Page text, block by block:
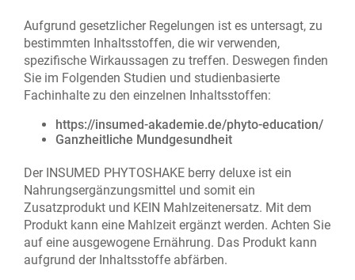
Aufgrund gesetzlicher Regelungen ist es untersagt, zu
bestimmten Inhaltsstoffen, die wir verwenden,
spezifische Wirkaussagen zu treffen. Deswegen finden
Sie im Folgenden Studien und studienbasierte
Fachinhalte zu den einzelnen Inhaltsstoffen:
https://insumed-akademie.de/phyto-education/
Ganzheitliche Mundgesundheit
Der INSUMED PHYTOSHAKE berry deluxe ist ein
Nahrungsergänzungsmittel und somit ein
Zusatzprodukt und KEIN Mahlzeitenersatz. Mit dem
Produkt kann eine Mahlzeit ergänzt werden. Achten Sie
auf eine ausgewogene Ernährung. Das Produkt kann
aufgrund der Inhaltsstoffe abfärben.